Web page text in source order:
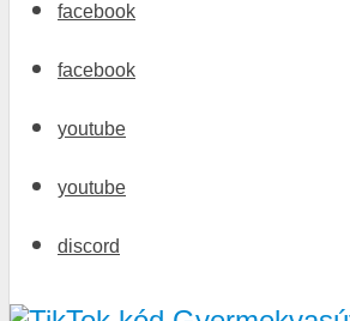
facebook
facebook
youtube
youtube
discord